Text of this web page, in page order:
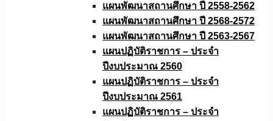
แผนพัฒนาสถานศึกษา ปี 2558-2562
แผนพัฒนาสถานศึกษา ปี 2568-2572
แผนพัฒนาสถานศึกษา ปี 2563-2567
แผนปฏิบัติราชการ – ประจำ
ปีงบประมาณ 2560
แผนปฏิบัติราชการ – ประจำ
ปีงบประมาณ 2561
แผนปฏิบัติราชการ – ประจำ